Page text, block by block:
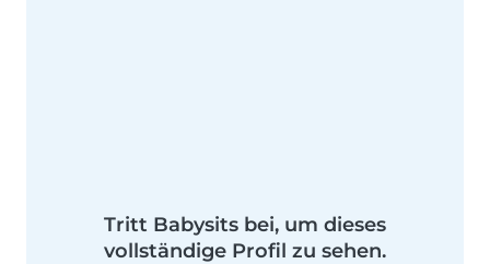
Tritt Babysits bei, um dieses
vollständige Profil zu sehen.